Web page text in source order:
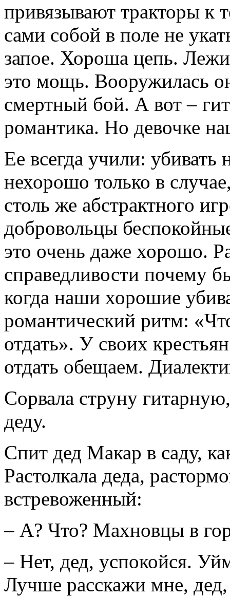
привязывают тракторы к
сами собой в поле не
запое. Хороша цепь.
это мощь. Вооружилась
смертный бой. А вот –
романтика. Но девочке
Ее всегда учили:
нехорошо только в
столь же абстрактного
добровольцы
это очень даже хорошо.
справедливости почему
когда наши хорошие
романтический ритм:
отдать». У своих
отдать обещаем.
Сорвала струну
деду.
Спит дед Макар в саду,
Растолкала деда,
встревоженный:
– А? Что? Махновцы в
– Нет, дед, успокойся.
Лучше расскажи мне, дед,